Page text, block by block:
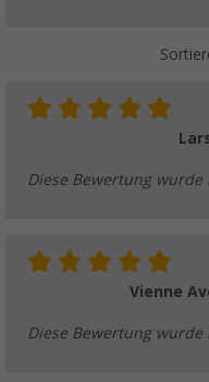
Diese Bewertung
Vienne
Diese Bewertung